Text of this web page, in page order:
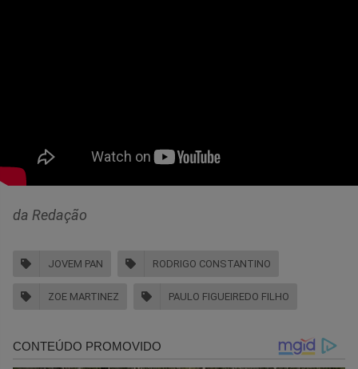
da Redação
JOVEM PAN RODRIGO CONSTANTINO
ZOE MARTINEZ PAULO FIGUEIREDO FILHO